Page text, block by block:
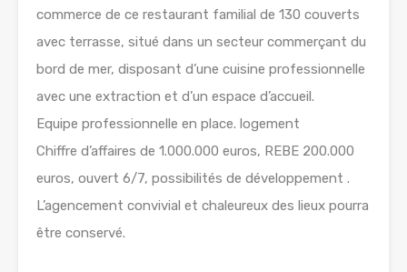
commerce de ce restaurant familial de 130 couverts
avec terrasse, situé dans un secteur commerçant du
bord de mer, disposant d’une cuisine professionnelle
avec une extraction et d’un espace d’accueil.
Equipe professionnelle en place. logement
Chiffre d’affaires de 1.000.000 euros, REBE 200.000
euros, ouvert 6/7, possibilités de développement .
L’agencement convivial et chaleureux des lieux pourra
être conservé.